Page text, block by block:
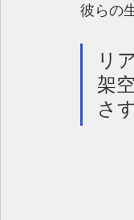
彼らの
リ
架
さ